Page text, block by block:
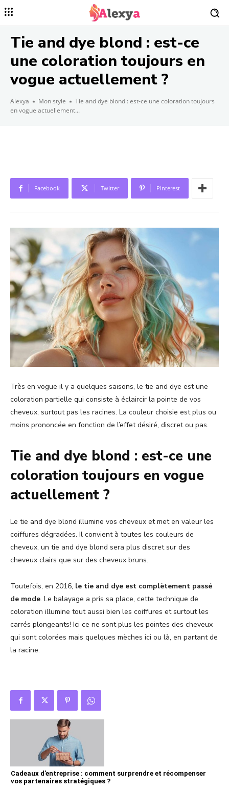
Tie and dye blond : est-ce
une coloration toujours en
vogue actuellement ?
Alexya Mon style
Tie and dye blond : est-ce une coloration toujours
en vogue actuellement...
Facebook Twitter Pinterest
Très en vogue il y a quelques saisons, le tie and dye est une
coloration partielle qui consiste à éclaircir la pointe de vos
cheveux, surtout pas les racines. La couleur choisie est plus ou
moins prononcée en fonction de l’effet désiré, discret ou pas.
Tie and dye blond : est-ce une
coloration toujours en vogue
actuellement ?
Le tie and dye blond illumine vos cheveux et met en valeur les
coiffures dégradées. Il convient à toutes les couleurs de
cheveux, un tie and dye blond sera plus discret sur des
cheveux clairs que sur des cheveux bruns.
Toutefois, en 2016, le tie and dye est complètement passé
de mode. Le balayage a pris sa place, cette technique de
coloration illumine tout aussi bien les coiffures et surtout les
carrés plongeants! Ici ce ne sont plus les pointes des cheveux
qui sont colorées mais quelques mèches ici ou là, en partant de
la racine.
Cadeaux d’entreprise : comment surprendre et récompenser
vos partenaires stratégiques ?